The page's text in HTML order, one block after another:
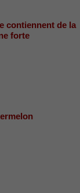
contiennent de la
forte